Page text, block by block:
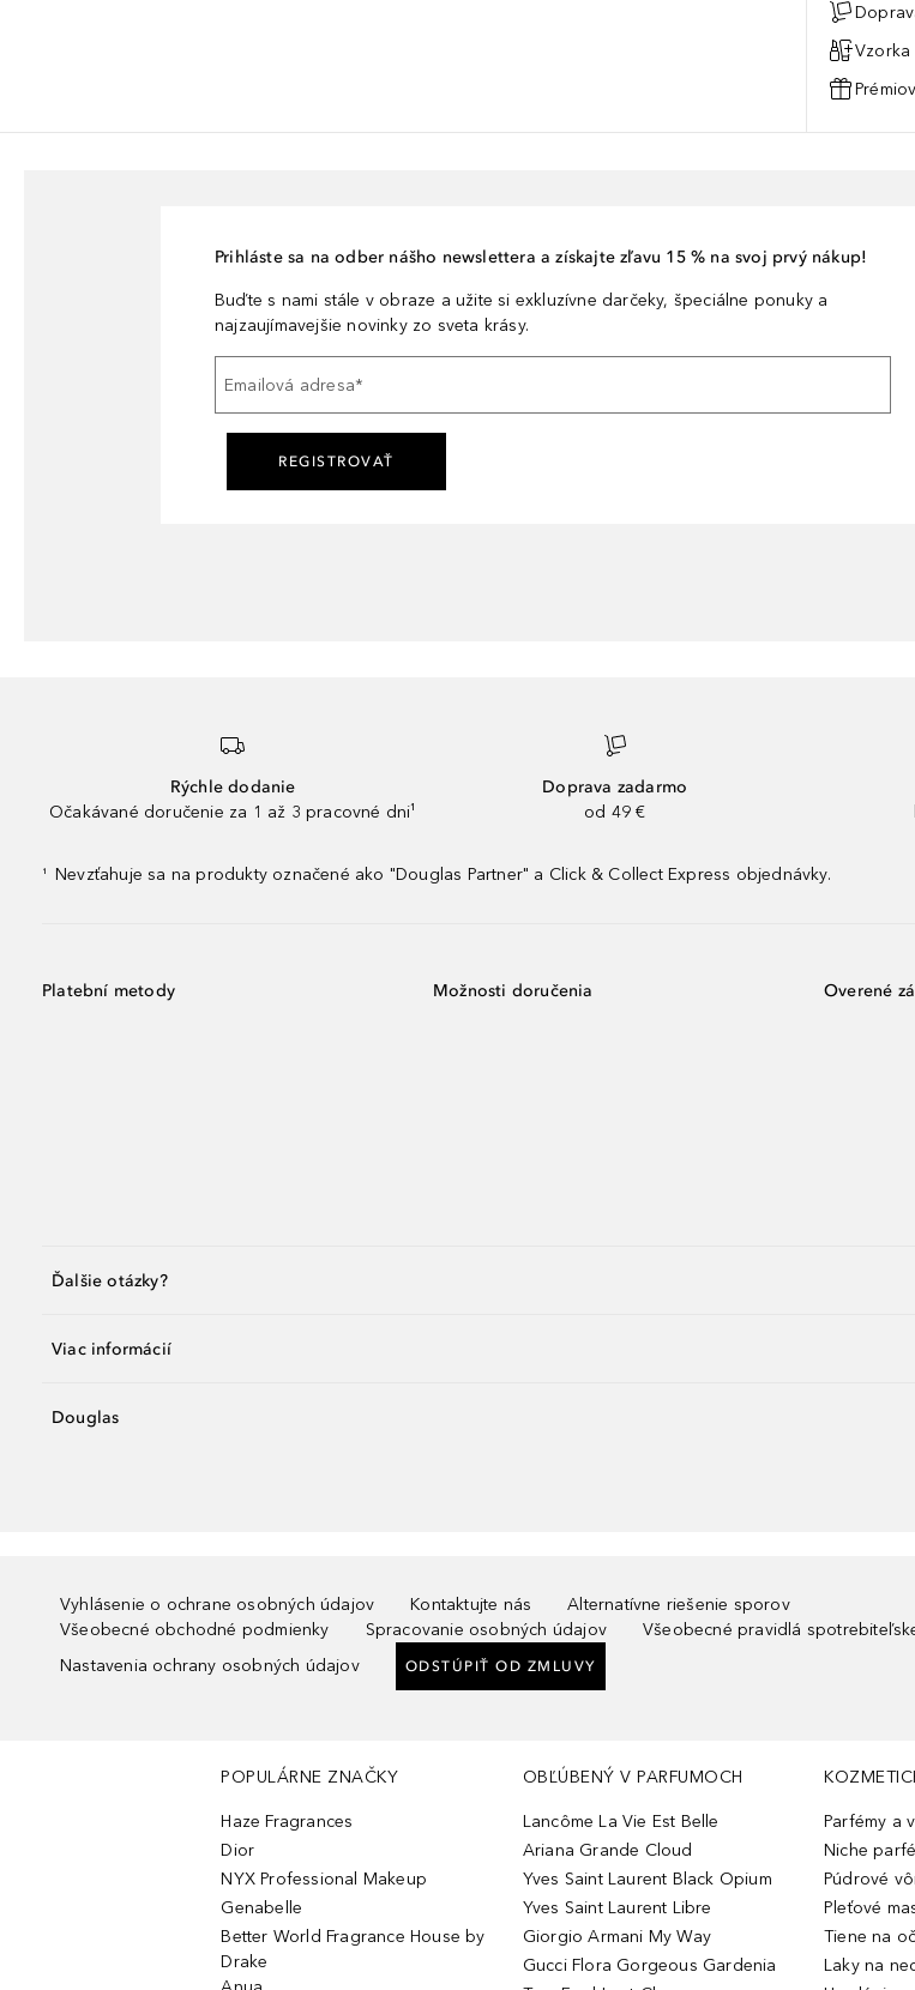
Vzorka
Prihláste sa na odber nášho newslettera a získajte zľavu 15 % na svoj prvý nákup!
Buďte s nami stále v obraze a užite si exkluzívne darčeky, špeciálne ponuky a
najzaujímavejšie novinky zo sveta krásy.
Emailová adresa*
REGISTROVAŤ
Rýchle dodanie
Očakávané doručenie za 1 až 3 pracovné dni¹
Doprava zadarmo
od 49 €
¹ Nevzťahuje sa na produkty označené ako "Douglas Partner" a Click & Collect Express objednávky.
Platební metody Možnosti doručenia Overené
Ďalšie otázky?
Viac informácií
Douglas
Vyhlásenie o ochrane osobných údajov Kontaktujte nás
Alternatívne riešenie sporov
Všeobecné obchodné podmienky
Spracovanie osobných údajov
Všeobecné pravidlá
Nastavenia ochrany osobných údajov
ODSTÚPIŤ OD ZMLUVY
POPULÁRNE ZNAČKY
Haze Fragrances
Dior
NYX Professional Makeup
Genabelle
Better World Fragrance House by
Drake
OBĽÚBENÝ V PARFUMOCH
Lancôme La Vie Est Belle
Ariana Grande Cloud
Yves Saint Laurent Black Opium
Yves Saint Laurent Libre
Giorgio Armani My Way
Gucci Flora Gorgeous Gardenia
Parfémy a
Niche
Púdrové
Pleťové
Tiene na
Laky na